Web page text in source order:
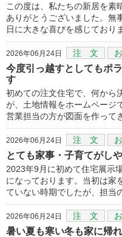
この度は、私たちの新居を素
ありがとうございました。無
日に大きな喜びを感じており
2026年06月24日 注 文
今度引っ越すとしてもポ
す
初めての注文住宅で、何から
が、土地情報をホームページ
営業担当の方が図面を作って
2026年06月24日 注 文
とても家事・子育てがし
2023年9月に初めて住宅展示
になっております。当初は家
ていない時期でしたが、担当
2026年06月24日 注 文
暑い夏も寒い冬も家に帰